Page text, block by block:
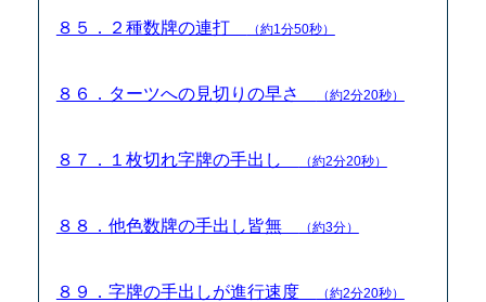
８５．２種数牌の連打 （約1分50秒）
８６．ターツへの見切りの早さ （約2分20秒）
８７．１枚切れ字牌の手出し （約2分20秒）
８８．他色数牌の手出し皆無 （約3分）
８９．字牌の手出しが進行速度 （約2分20秒）